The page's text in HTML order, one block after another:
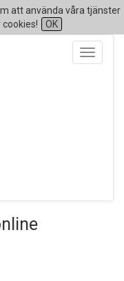
att använda våra tjänster
OK
Toggle